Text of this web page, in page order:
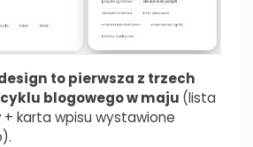
to pierwsza z trzech
blogowego w maju (lista
+ karta wpisu wystawione